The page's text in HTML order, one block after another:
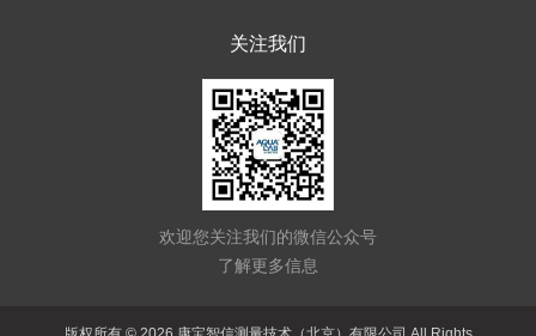
关注我们
欢迎您关注我们的微信公众号
了解更多信息